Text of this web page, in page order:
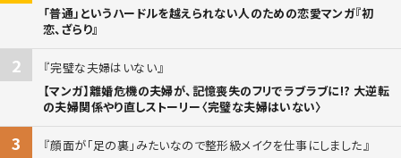
「普通」というハードルを越えられない人のための恋愛マンガ『初
恋、ざらり』
2
完璧な夫婦はいない
【マンガ】離婚危機の夫婦が、記憶喪失のフリでラブラブに!? 大逆転
の夫婦関係やり直しストーリー〈完璧な夫婦はいない〉
3
顔面が「足の裏」みたいなので整形級メイクを仕事にしました